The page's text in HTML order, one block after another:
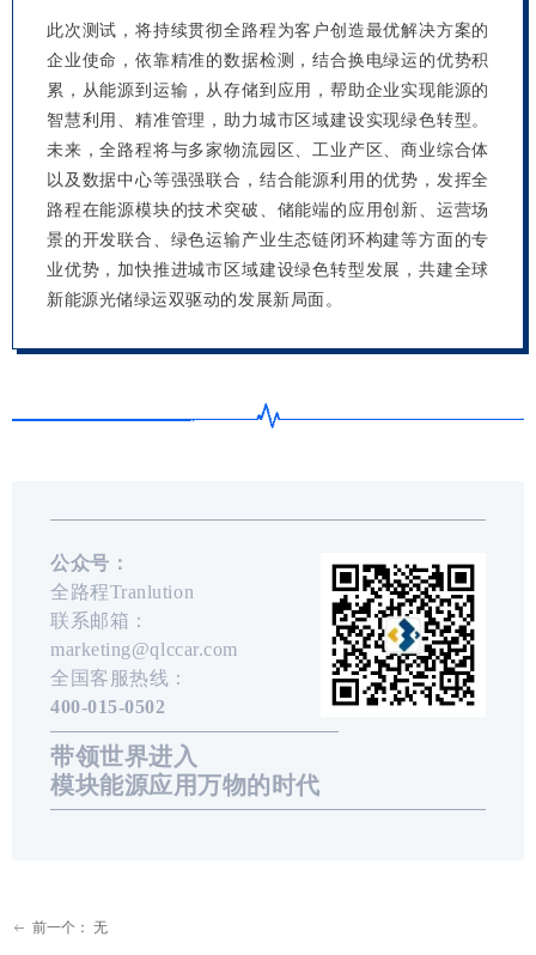
此次测试，将持续贯彻全路程为客户创造最优解决方案的
企业使命，依靠精准的数据检测，结合换电绿运的优势积
累，从能源到运输，从存储到应用，帮助企业实现能源的
智慧利用、精准管理，助力城市区域建设实现绿色转型。
未来，全路程将与多家物流园区、工业产区、商业综合体
以及数据中心等强强联合，结合能源利用的优势，发挥全
路程在能源模块的技术突破、储能端的应用创新、运营场
景的开发联合、绿色运输产业生态链闭环构建等方面的专
业优势，加快推进城市区域建设绿色转型发展，共建全球
新能源光储绿运双驱动的发展新局面。
公众号：
全路程Tranlution
联系邮箱：
marketing@qlccar.com
全国客服热线：
400-015-0502
带领世界进入
模块能源应用万物的时代
ꂃ 前一个： 无